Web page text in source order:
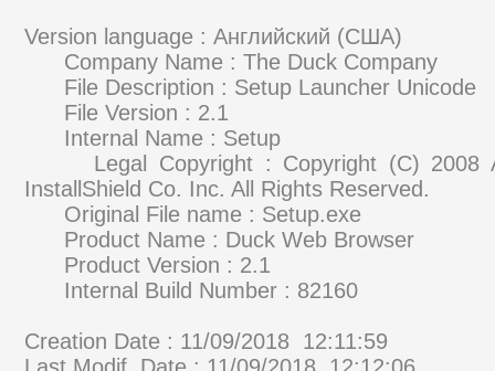
Version language : Английский (США)
Company Name : The
File Description : Setup
File Version :
Internal Name :
Legal Copyright : Copyright (C) 2008
InstallShield Co. Inc. All
Original File name :
Product Name : Duck
Product Version :
Internal Build Number :
Creation Date : 11/09/2018 12:11:59